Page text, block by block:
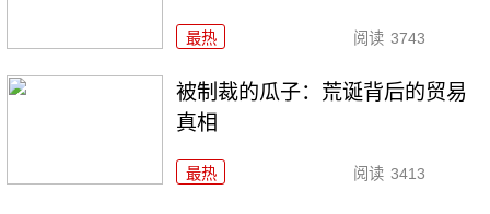
最热 阅读 3743
被制裁的瓜子：荒诞背后的贸易
真相
最热 阅读 3413